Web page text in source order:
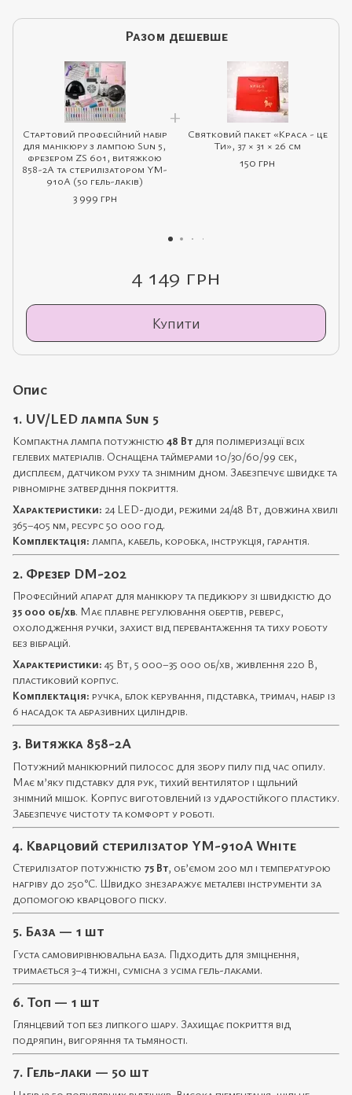
Разом дешевше
Стартовий професійний набір
для манікюру з лампою Sun 5,
фрезером ZS 601, витяжкою
858-2A та стерилізатором YM-
910A (50 гель-лаків)
3 999 грн
Святковий пакет «Краса - це
Ти», 37 × 31 × 26 см
150 грн
4 149 грн
Купити
Опис
1. UV/LED лампа Sun 5
Компактна лампа потужністю 48 Вт для полімеризації всіх
гелевих матеріалів. Оснащена таймерами 10/30/60/99 сек,
дисплеєм, датчиком руху та знімним дном. Забезпечує швидке та
рівномірне затвердіння покриття.
Характеристики: 24 LED-діоди, режими 24/48 Вт, довжина хвилі
365–405 nm, ресурс 50 000 год.
Комплектація: лампа, кабель, коробка, інструкція, гарантія.
2. Фрезер DM-202
Професійний апарат для манікюру та педикюру зі швидкістю до
35 000 об/хв. Має плавне регулювання обертів, реверс,
охолодження ручки, захист від перевантаження та тиху роботу
без вібрацій.
Характеристики: 45 Вт, 5 000–35 000 об/хв, живлення 220 В,
пластиковий корпус.
Комплектація: ручка, блок керування, підставка, тримач, набір із
6 насадок та абразивних циліндрів.
3. Витяжка 858-2A
Потужний манікюрний пилосос для збору пилу під час опилу.
Має м’яку підставку для рук, тихий вентилятор і щільний
знімний мішок. Корпус виготовлений із ударостійкого пластику.
Забезпечує чистоту та комфорт у роботі.
4. Кварцовий стерилізатор YM-910A White
Стерилізатор потужністю 75 Вт, об’ємом 200 мл і температурою
нагріву до 250°C. Швидко знезаражує металеві інструменти за
допомогою кварцового піску.
5. База — 1 шт
Густа самовирівнювальна база. Підходить для зміцнення,
тримається 3–4 тижні, сумісна з усіма гель-лаками.
6. Топ — 1 шт
Глянцевий топ без липкого шару. Захищає покриття від
подряпин, вигоряння та тьмяності.
7. Гель-лаки — 50 шт